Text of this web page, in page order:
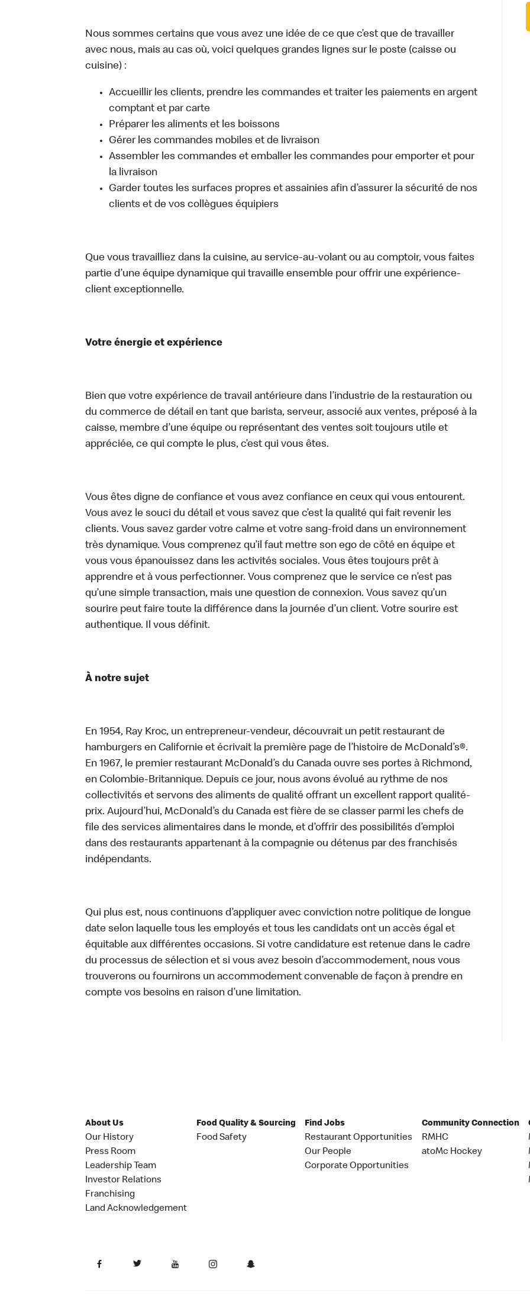
Nous sommes certains que vous avez une idée de ce que c’est que de travailler
avec nous, mais au cas où, voici quelques grandes lignes sur le poste (caisse ou
cuisine) :
Accueillir les clients, prendre les commandes et traiter les paiements en argent
comptant et par carte
Préparer les aliments et les boissons
Gérer les commandes mobiles et de livraison
Assembler les commandes et emballer les commandes pour emporter et pour
la livraison
Garder toutes les surfaces propres et assainies afin d’assurer la sécurité de nos
clients et de vos collègues équipiers
Que vous travailliez dans la cuisine, au service-au-volant ou au comptoir, vous faites
partie d’une équipe dynamique qui travaille ensemble pour offrir une expérience-
client exceptionnelle.
Votre énergie et expérience
Bien que votre expérience de travail antérieure dans l’industrie de la restauration ou
du commerce de détail en tant que barista, serveur, associé aux ventes, préposé à la
caisse, membre d’une équipe ou représentant des ventes soit toujours utile et
appréciée, ce qui compte le plus, c’est qui vous êtes.
Vous êtes digne de confiance et vous avez confiance en ceux qui vous entourent.
Vous avez le souci du détail et vous savez que c’est la qualité qui fait revenir les
clients. Vous savez garder votre calme et votre sang-froid dans un environnement
très dynamique. Vous comprenez qu’il faut mettre son ego de côté en équipe et
vous vous épanouissez dans les activités sociales. Vous êtes toujours prêt à
apprendre et à vous perfectionner. Vous comprenez que le service ce n’est pas
qu’une simple transaction, mais une question de connexion. Vous savez qu’un
sourire peut faire toute la différence dans la journée d’un client. Votre sourire est
authentique. Il vous définit.
À notre sujet
En 1954, Ray Kroc, un entrepreneur-vendeur, découvrait un petit restaurant de
hamburgers en Californie et écrivait la première page de l’histoire de McDonald’s®.
En 1967, le premier restaurant McDonald’s du Canada ouvre ses portes à Richmond,
en Colombie-Britannique. Depuis ce jour, nous avons évolué au rythme de nos
collectivités et servons des aliments de qualité offrant un excellent rapport qualité-
prix. Aujourd’hui, McDonald’s du Canada est fière de se classer parmi les chefs de
file des services alimentaires dans le monde, et d’offrir des possibilités d’emploi
dans des restaurants appartenant à la compagnie ou détenus par des franchisés
indépendants.
Qui plus est, nous continuons d’appliquer avec conviction notre politique de longue
date selon laquelle tous les employés et tous les candidats ont un accès égal et
équitable aux différentes occasions. Si votre candidature est retenue dans le cadre
du processus de sélection et si vous avez besoin d’accommodement, nous vous
trouverons ou fournirons un accommodement convenable de façon à prendre en
compte vos besoins en raison d’une limitation.
About Us
Our History
Press Room
Leadership Team
Investor Relations
Franchising
Land Acknowledgement
Food Quality & Sourcing
Food Safety
Find Jobs
Restaurant Opportunities
Our People
Corporate Opportunities
Community Connection
RMHC
atoMc Hockey